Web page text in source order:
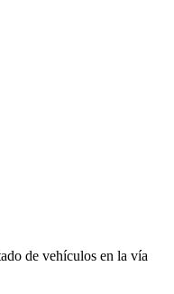
de vehículos en la vía